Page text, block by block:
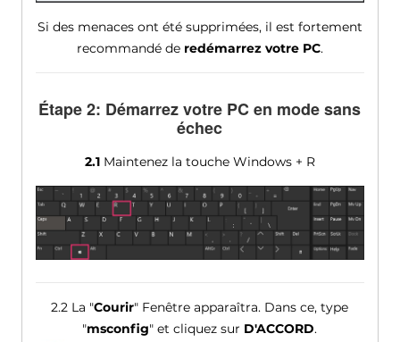
Si des menaces ont été supprimées, il est fortement
recommandé de redémarrez votre PC.
Étape 2: Démarrez votre PC en mode sans
échec
2.1Maintenez la touche Windows + R
2.2 La "Courir" Fenêtre apparaîtra. Dans ce, type
"msconfig" et cliquez sur D'ACCORD.